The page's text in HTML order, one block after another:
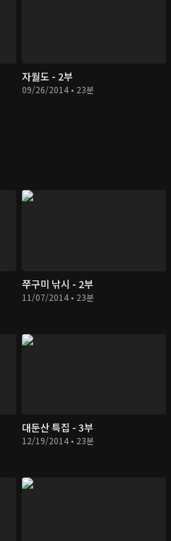
자월도 - 2부
09/26/2014 • 23분
쭈구미 낚시 - 2부
11/07/2014 • 23분
대둔산 특집 - 3부
12/19/2014 • 23분